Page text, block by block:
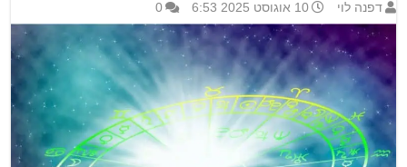
דפנה לוי 10 אוגוסט 2025 6:53 0